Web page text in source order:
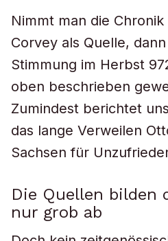
Nimmt man die
Corvey als Quelle,
Stimmung im Herbst
oben beschrieben
Zumindest berichtet
das lange Verweilen
Sachsen für
Die Quellen bilden
nur grob ab